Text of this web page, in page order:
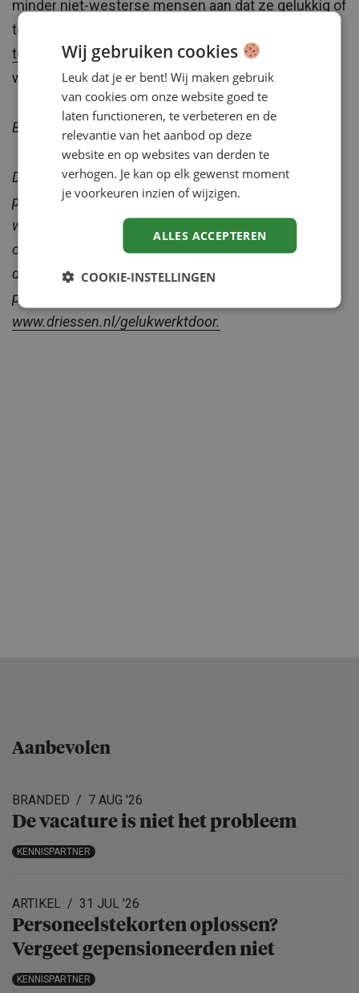
minder niet-westerse mensen aan dat ze gelukkig of
tevreden waren. In de publicatie ‘
tevredenheid’lees je meer over het subjectieve
welzijn van Nederlanders in 1997-2018.
Bron: CBS
Driessen deed onderzoek naar werkgeluk in de
publieke sector. In het meest recente boek ‘Geluk
werkt door’ laat Driessen zien hoe werkgeluk in de
overheid, het onderwijs, zorg & welzijn en cultuur
doorwerkt naar onze samenleving. Vraag de
publicatie kosteloos aan via
www.driessen.nl/gelukwerktdoor.
Aanbevolen
BRANDED 7 AUG '26
De vacature is niet het probleem
KENNISPARTNER
ARTIKEL 31 JUL '26
Personeels­te­korten oplossen?
Vergeet gepensio­neerden niet
KENNISPARTNER
Wij gebruiken cookies
Leuk dat je er bent! Wij maken gebruik
van cookies om onze website goed te
laten functioneren, te verbeteren en de
relevantie van het aanbod op deze
website en op websites van derden te
verhogen. Je kan op elk gewenst moment
je voorkeuren inzien of wijzigen.
ALLES ACCEPTEREN
COOKIE-INSTELLINGEN